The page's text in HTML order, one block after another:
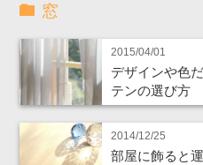
窓
2015/04/01
デザインや色
テンの選び方
2014/12/25
部屋に飾ると